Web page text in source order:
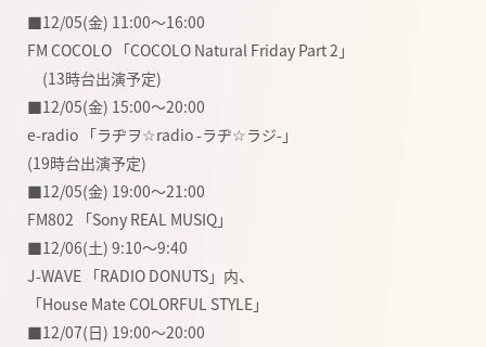
■12/05(金) 11:00〜16:00
FM COCOLO 「COCOLO Natural Friday Part 2」
(13時台出演予定)
■12/05(金) 15:00〜20:00
e-radio 「ラヂヲ☆radio -ラヂ☆ラジ-」
(19時台出演予定)
■12/05(金) 19:00〜21:00
FM802 「Sony REAL MUSIQ」
■12/06(土) 9:10〜9:40
J-WAVE 「RADIO DONUTS」内、
「House Mate COLORFUL STYLE」
■12/07(日) 19:00〜20:00